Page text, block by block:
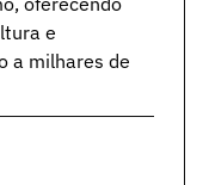
e
a milhares de